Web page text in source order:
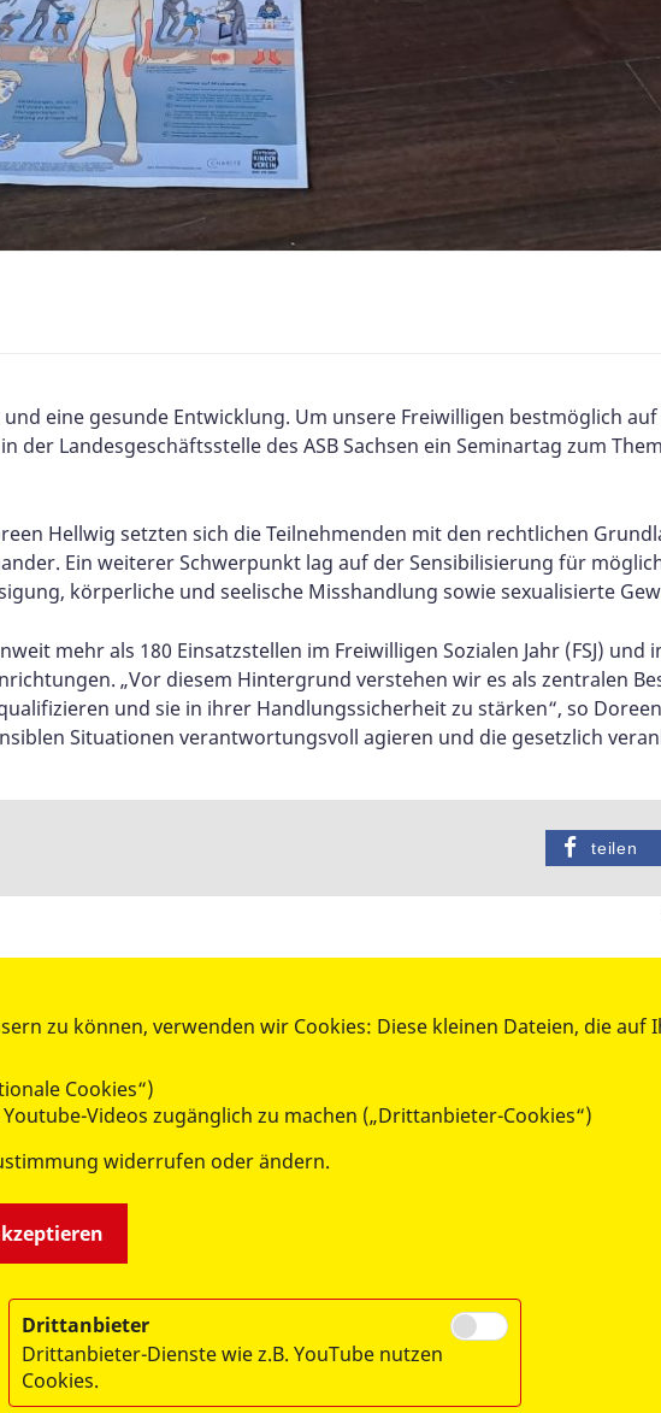
und eine gesunde Entwicklung. Um unsere Freiwilligen bestmöglich
Landesgeschäftsstelle des ASB Sachsen ein Seminartag zum
Hellwig setzten sich die Teilnehmenden mit den rechtlichen
Ein weiterer Schwerpunkt lag auf der Sensibilisierung für
körperliche und seelische Misshandlung sowie sexualisierte
mehr als 180 Einsatzstellen im Freiwilligen Sozialen Jahr (FSJ)
„Vor diesem Hintergrund verstehen wir es als zentralen
und sie in ihrer Handlungssicherheit zu stärken“, so
Situationen verantwortungsvoll agieren und die gesetzlich
teilen
Elly Wunschente
Europamarathon
zu können, verwenden wir Cookies: Diese kleinen Dateien, die
Cookies“)
Videos zugänglich zu machen („Drittanbieter-Cookies“)
widerrufen oder ändern.
Drittanbieter
Drittanbieter-Dienste wie z.B. YouTube nutzen
Cookies.